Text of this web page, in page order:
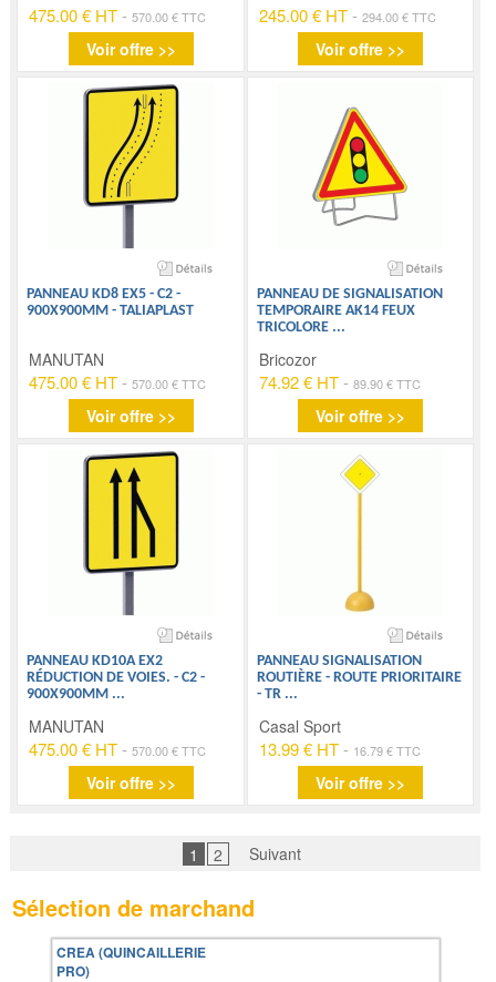
475.00 € HT -570.00 € TTC
Voir offre >>
245.00 € HT- 294.00 € TTC
Voir offre >>
PANNEAU KD8 EX5 - C2 -
900X900MM - TALIAPLAST
MANUTAN
475.00 € HT -570.00 € TTC
Voir offre >>
PANNEAU DE SIGNALISATION
TEMPORAIRE AK14 FEUX
TRICOLORE ...
Bricozor
74.92 € HT- 89.90 € TTC
Voir offre >>
PANNEAU KD10A EX2
RÉDUCTION DE VOIES. - C2 -
900X900MM ...
MANUTAN
475.00 € HT -570.00 € TTC
Voir offre >>
PANNEAU SIGNALISATION
ROUTIÈRE - ROUTE PRIORITAIRE
- TR ...
Casal Sport
13.99 € HT- 16.79 € TTC
Voir offre >>
1 2 Suivant
Sélection de marchand
CREA (QUINCAILLERIE
PRO)